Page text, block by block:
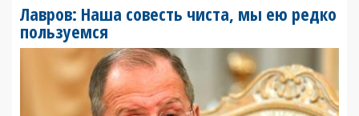
Лавров: Наша совесть чиста, мы ею редко
пользуемся